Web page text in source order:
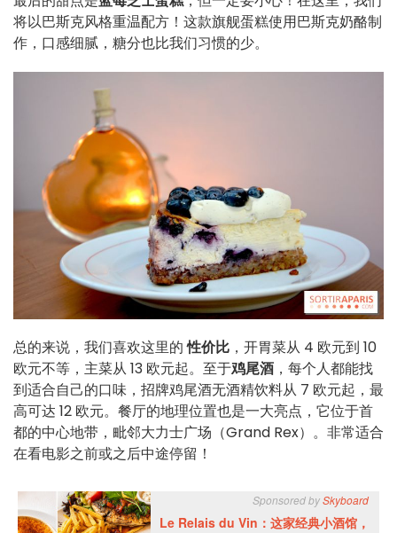
将以巴斯克风格重温配方！这款旗舰蛋糕使用巴斯克奶酪制
作，口感细腻，糖分也比我们习惯的少。
总的来说，我们喜欢这里的性价比 ，开胃菜从 4 欧元到 10
欧元不等，主菜从 13 欧元起。至于鸡尾酒 ，每个人都能找
到适合自己的口味，招牌鸡尾酒无酒精饮料从 7 欧元起，最
高可达 12 欧元。餐厅的地理位置也是一大亮点，它位于首
都的中心地带，毗邻大力士广场（Grand Rex）。非常适合
在看电影之前或之后中途停留！